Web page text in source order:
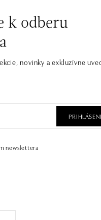
k odberu
novinky a exkluzívne
newslettera